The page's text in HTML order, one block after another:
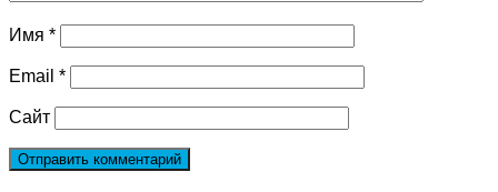
Имя *
Email *
Сайт